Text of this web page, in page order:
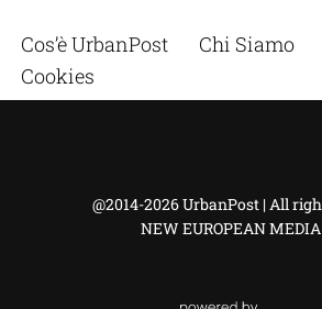
Cos’è UrbanPost Chi Siamo
Cookies
@2014-2026 UrbanPost | All
NEW EUROPEAN